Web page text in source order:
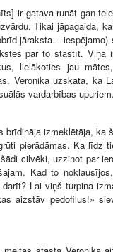
ir gatava runāt gan
Tikai jāpagaida,
jāraksta –
par to stāstīt. Viņa
lielākoties jau
Veronika uzskata, ka
vardarbības upuriem.
brīdināja izmeklētāja, ka
pierādāmas. Ka līdz
cilvēki, uzzinot par
Kad to
Lai viņš turpina
aizstāv pedofilus!»